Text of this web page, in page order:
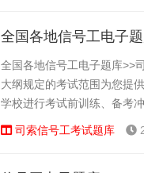
全国各地信号工电子
全国各地信号工电子题库>>
大纲规定的考试范围为您提
学校进行考试前训练、备考
计顺序练题等功能,大家可以
司索信号工考试题库